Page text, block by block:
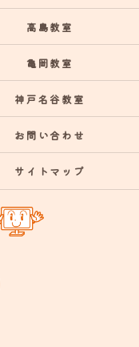
高島教室
亀岡教室
神戸名谷教室
お問い合わせ
サイトマップ